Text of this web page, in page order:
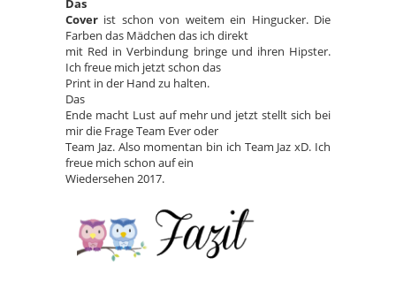
Das
Cover ist schon von weitem ein Hingucker. Die
Farben das Mädchen das ich direkt
mit Red in Verbindung bringe und ihren Hipster.
Ich freue mich jetzt schon das
Print in der Hand zu halten.
Das
Ende macht Lust auf mehr und jetzt stellt sich bei
mir die Frage Team Ever oder
Team Jaz. Also momentan bin ich Team Jaz xD. Ich
freue mich schon auf ein
Wiedersehen 2017.